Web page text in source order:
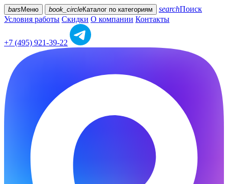
bars Меню book_circleКаталог по категориям searchПоиск
Условия работы Скидки О компании Контакты
+7 (495) 921-39-22